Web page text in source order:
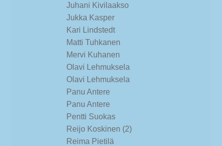
Juhani Kivilaakso
Jukka Kasper
Kari Lindstedt
Matti Tuhkanen
Mervi Kuhanen
Olavi Lehmuksela
Olavi Lehmuksela
Panu Antere
Panu Antere
Pentti Suokas
Reijo Koskinen (2)
Reima Pietilä